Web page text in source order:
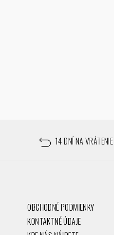
14 DNÍ NA VRÁTENIE
OBCHODNÉ PODMIENKY
KONTAKTNÉ ÚDAJE